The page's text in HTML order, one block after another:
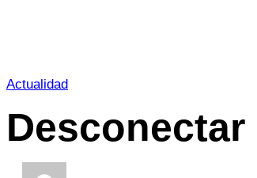
Actualidad